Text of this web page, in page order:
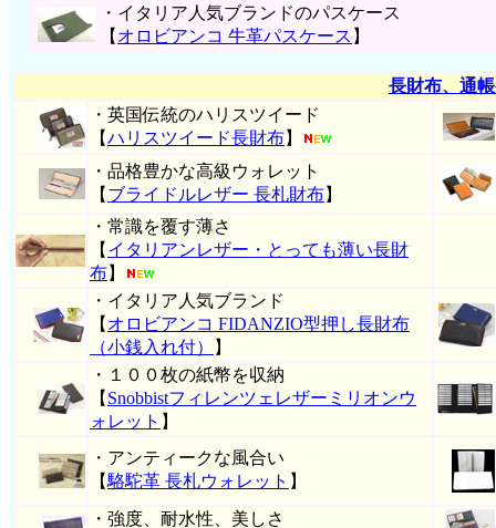
・イタリア人気ブランドのパスケース
【 オロビアンコ 牛革パスケース 】
長財布、通
・英国伝統のハリスツイード
【ハリスツイード長財布】
・品格豊かな高級ウォレット
【 ブライドルレザー 長札財布】
・常識を覆す薄さ
【 イタリアンレザー・とっても薄い長財
布】
・イタリア人気ブランド
【 オロビアンコ FIDANZIO型押し長財布
（小銭入れ付）
】
・１００枚の紙幣を収納
【 Snobbistフィレンツェレザーミリオンウ
ォレット 】
・アンティークな風合い
【駱駝革 長札ウォレット 】
・強度、耐水性、美しさ